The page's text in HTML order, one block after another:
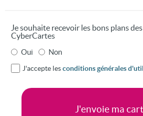
Je souhaite recevoir les bons plans
CyberCartes
Oui Non
J'accepte lesconditions générales